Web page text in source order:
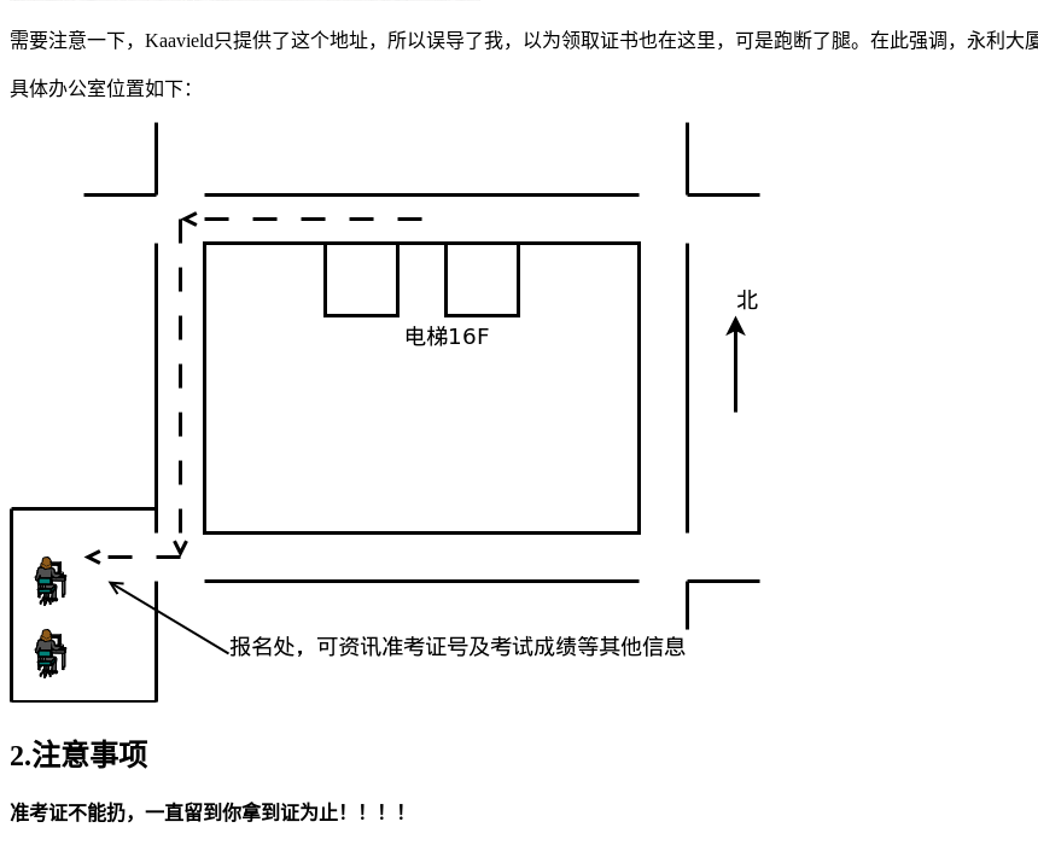
需要注意一下，Kaavield只提供了这个地址，所以误导了我，以为领取证书也在这里，可是跑断了腿。在此强调，永利大
具体办公室位置如下：
2.注意事项
准考证不能扔，一直留到你拿到证为止！！！！